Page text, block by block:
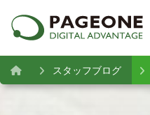
スタッフブログ